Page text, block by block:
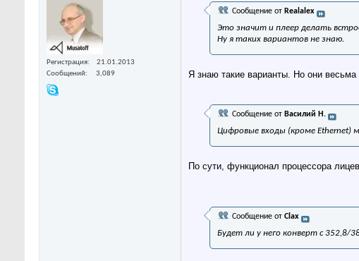
Регистрация
21.01.2013
Сообщений
3,089
Сообщение от Realalex
Это значит и плеер делать
Ну я таких вариантов не знаю.
Я знаю такие варианты. Но они
Сообщение от Василий Н.
Цифровые входы (кроме Ethernet)
По сути, функционал процессора
Сообщение от Clax
Будет ли у него конверт с 352,8/